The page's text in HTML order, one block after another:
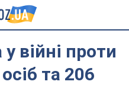
війні проти
та 206